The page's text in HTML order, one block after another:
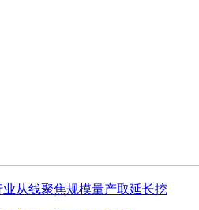
从线聚焦规模量产取延长挖